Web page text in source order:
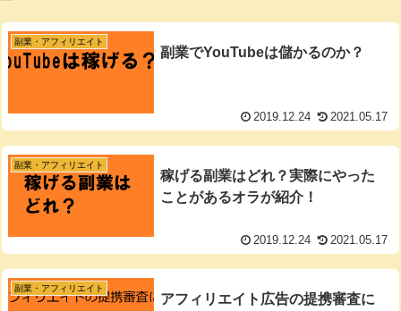
副業・アフィリエイト
副業でYouTubeは儲かるのか？
2019.12.24 2021.05.17
副業・アフィリエイト
稼げる副業はどれ？実際にやった
ことがあるオラが紹介！
2019.12.24 2021.05.17
副業・アフィリエイト
アフィリエイト広告の提携審査に